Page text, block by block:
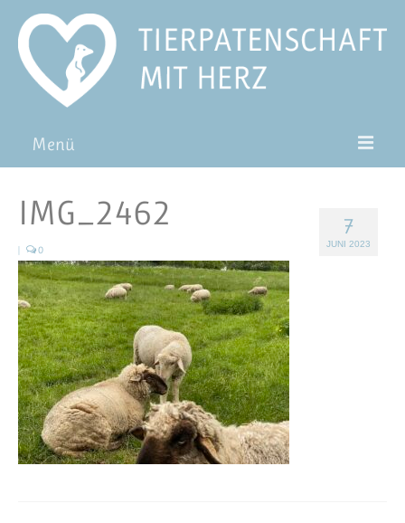
Menü
Pat*in werden
Patenschaft verschenken
Blog
FAQ
7
JUNI 2023
IMG_2462
| 0